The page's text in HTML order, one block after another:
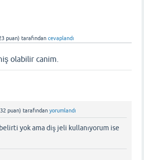
puan) tarafından cevaplandı
olabilir canim.
puan) tarafından yorumlandı
yok ama diş jeli kullanıyorum ise